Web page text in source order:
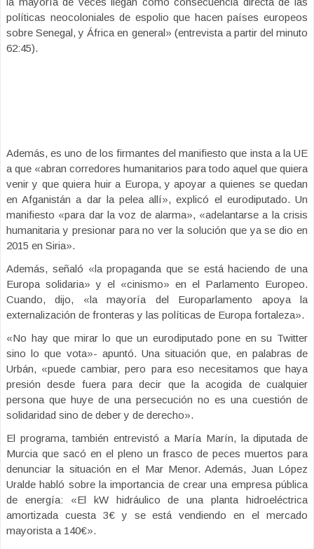
políticas neocoloniales de espolio que hacen países europeos
sobre Senegal, y África en general» (entrevista a partir del minuto
62:45).
Además, es uno de los firmantes del manifiesto que insta a la UE
a que «abran corredores humanitarios para todo aquel que quiera
venir y que quiera huir a Europa, y apoyar a quienes se quedan
en Afganistán a dar la pelea allí», explicó el eurodiputado. Un
manifiesto «para dar la voz de alarma», «adelantarse a la crisis
humanitaria y presionar para no ver la solución que ya se dio en
2015 en Siria».
Además, señaló «la propaganda que se está haciendo de una
Europa solidaria» y el «cinismo» en el Parlamento Europeo.
Cuando, dijo, «la mayoría del Europarlamento apoya la
externalización de fronteras y las políticas de Europa fortaleza».
«No hay que mirar lo que un eurodiputado pone en su Twitter
sino lo que vota»- apuntó. Una situación que, en palabras de
Urbán, «puede cambiar, pero para eso necesitamos que haya
presión desde fuera para decir que la acogida de cualquier
persona que huye de una persecución no es una cuestión de
solidaridad sino de deber y de derecho».
El programa, también entrevistó a María Marín, la diputada de
Murcia que sacó en el pleno un frasco de peces muertos para
denunciar la situación en el Mar Menor. Además, Juan López
Uralde habló sobre la importancia de crear una empresa pública
de energía: «El kW hidráulico de una planta hidroeléctrica
amortizada cuesta 3€ y se está vendiendo en el mercado
mayorista a 140€».